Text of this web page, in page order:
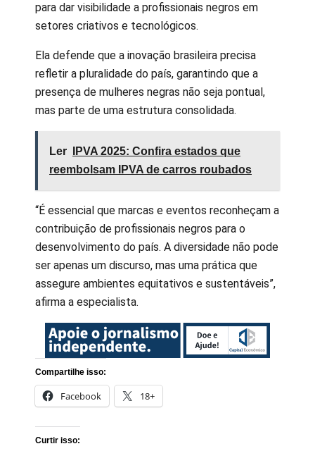
para dar visibilidade a profissionais negros em
setores criativos e tecnológicos.
Ela defende que a inovação brasileira precisa
refletir a pluralidade do país, garantindo que a
presença de mulheres negras não seja pontual,
mas parte de uma estrutura consolidada.
Ler
IPVA 2025: Confira estados que
reembolsam IPVA de carros roubados
“É essencial que marcas e eventos reconheçam a
contribuição de profissionais negros para o
desenvolvimento do país. A diversidade não pode
ser apenas um discurso, mas uma prática que
assegure ambientes equitativos e sustentáveis”,
afirma a especialista.
Compartilhe isso:
Facebook 18+
Curtir isso: